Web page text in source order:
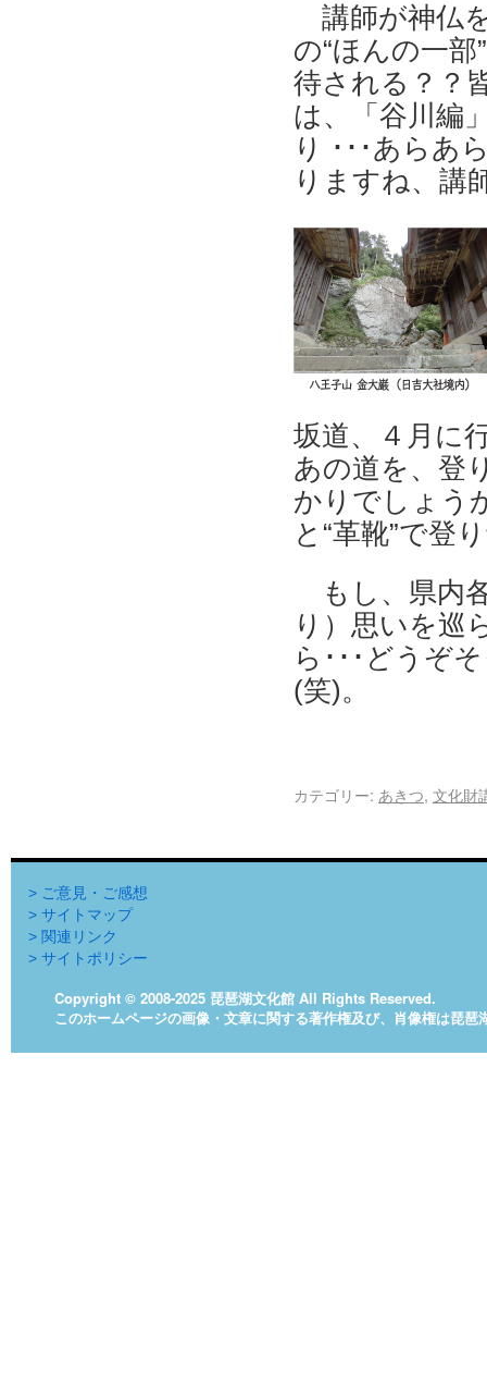
講師が神仏
の“ほんの一
待される？？
は、「谷川編
り ･･･あらあ
りますね、講
坂道、４月に
あの道を、登
かりでしょう
と“革靴”で登
もし、県内
り）思いを巡
ら･･･どうぞ
(笑)。
カテゴリー: あきつ, 文化財
> ご意見・ご感想
> サイトマップ
> 関連リンク
> サイトポリシー
Copyright © 2008-2025 琵琶湖文化館 All Rights Reserved.
このホームページの画像・文章に関する著作権及び、肖像権は琵